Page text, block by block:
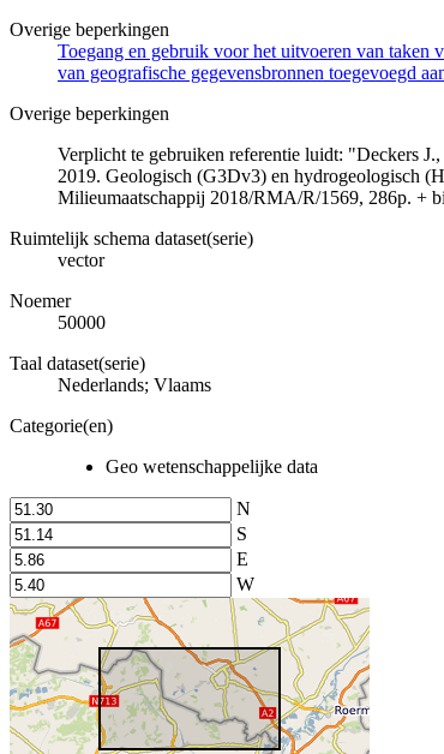
Overige beperkingen
Toegang en gebruik voor het uitvoeren van taken
van geografische gegevensbronnen toegevoegd
Overige beperkingen
Verplicht te gebruiken referentie luidt: "Deckers
2019. Geologisch (G3Dv3) en hydrogeologisch
Milieumaatschappij 2018/RMA/R/1569, 286p. +
Ruimtelijk schema dataset(serie)
vector
Noemer
50000
Taal dataset(serie)
Nederlands; Vlaams
Categorie(en)
Geo wetenschappelijke data
N
S
E
W